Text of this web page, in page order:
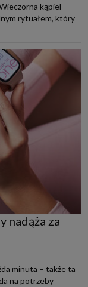
kąpiel
rytuałem, który
nadąża za
minuta – także ta
na potrzeby